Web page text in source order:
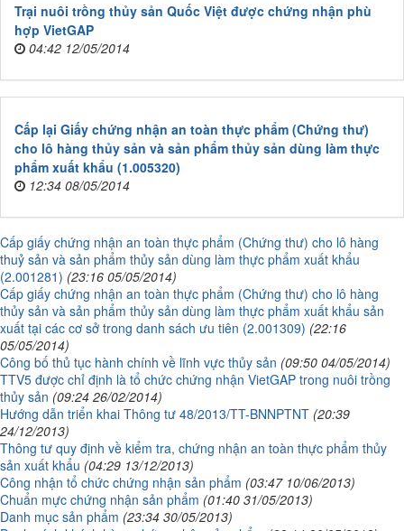
Trại nuôi trồng thủy sản Quốc Việt được chứng nhận phù
hợp VietGAP
04:42 12/05/2014
Cấp lại Giấy chứng nhận an toàn thực phẩm (Chứng thư)
cho lô hàng thủy sản và sản phẩm thủy sản dùng làm thực
phẩm xuất khẩu (1.005320)
12:34 08/05/2014
Cấp giấy chứng nhận an toàn thực phẩm (Chứng thư) cho lô hàng
thuỷ sản và sản phẩm thủy sản dùng làm thực phẩm xuất khẩu
(2.001281) (23:16 05/05/2014)
Cấp giấy chứng nhận an toàn thực phẩm (Chứng thư) cho lô hàng
thủy sản và sản phẩm thủy sản dùng làm thực phẩm xuất khẩu sản
xuất tại các cơ sở trong danh sách ưu tiên (2.001309) (22:16
05/05/2014)
Công bố thủ tục hành chính về lĩnh vực thủy sản (09:50 04/05/2014)
TTV5 được chỉ định là tổ chức chứng nhận VietGAP trong nuôi trồng
thủy sản (09:24 26/02/2014)
Hướng dẫn triển khai Thông tư 48/2013/TT-BNNPTNT (20:39
24/12/2013)
Thông tư quy định về kiểm tra, chứng nhận an toàn thực phẩm thủy
sản xuất khẩu (04:29 13/12/2013)
Công nhận tổ chức chứng nhận sản phẩm (03:47 10/06/2013)
Chuẩn mực chứng nhận sản phẩm (01:40 31/05/2013)
Danh mục sản phẩm (23:34 30/05/2013)